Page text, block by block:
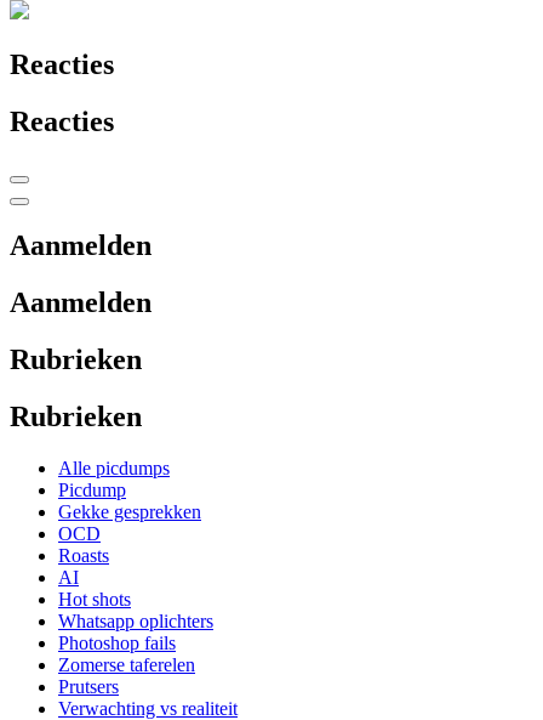
Reacties
Reacties
Aanmelden
Aanmelden
Rubrieken
Rubrieken
Alle picdumps
Picdump
Gekke gesprekken
OCD
Roasts
AI
Hot shots
Whatsapp oplichters
Photoshop fails
Zomerse taferelen
Prutsers
Verwachting vs realiteit